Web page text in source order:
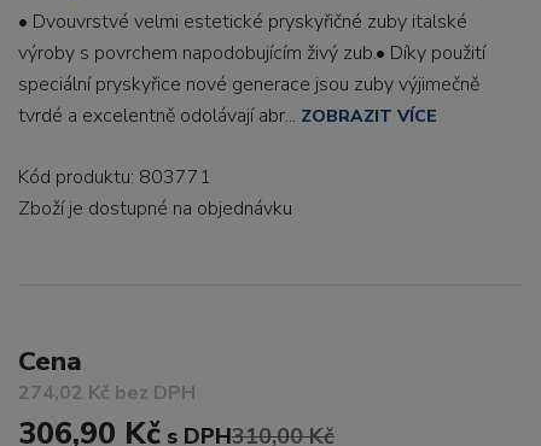
• Dvouvrstvé velmi estetické pryskyřičné zuby italské
výroby s povrchem napodobujícím živý zub.• Díky použití
speciální pryskyřice nové generace jsou zuby výjimečně
tvrdé a excelentně odolávají abr... ZOBRAZIT VÍCE
Kód produktu: 803771
Zboží je dostupné na objednávku
Cena
274,02 Kč bez DPH
306,90 Kč s DPH310,00 Kč